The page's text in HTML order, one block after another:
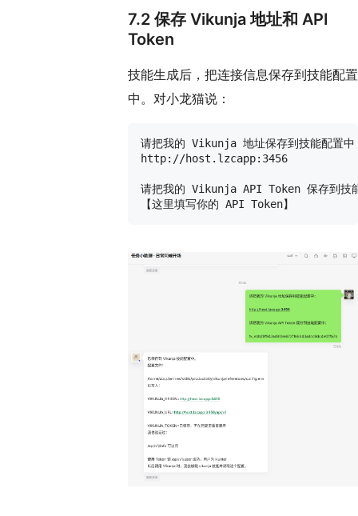
7.2 保存 Vikunja 地址和 API
Token
技能生成后，把连接信息保存到技能配置
中。对小龙猫说：
请把我的 Vikunja 地址保存到技能配置中
http://host.lzcapp:3456
请把我的 Vikunja API Token 保存到技